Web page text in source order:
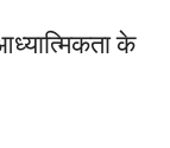
के